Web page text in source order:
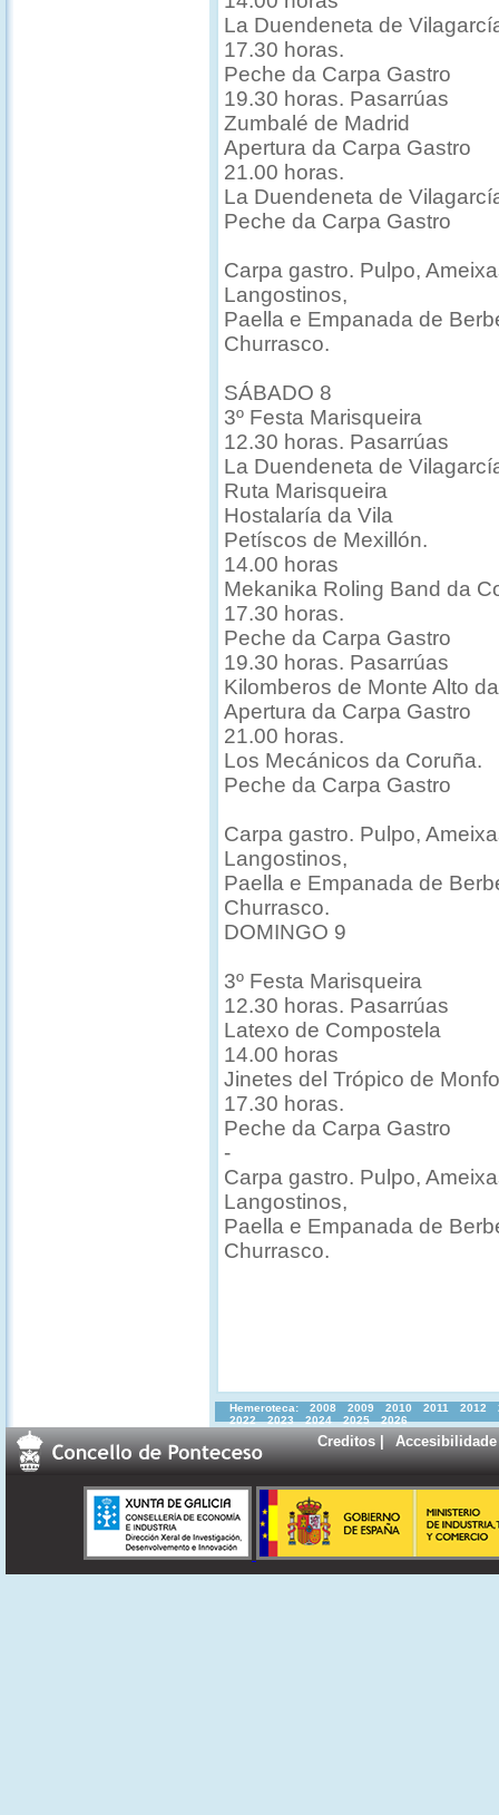
La Duendeneta de
17.30 horas.
Peche da Carpa Gastro
19.30 horas. Pasarrúas
Zumbalé de Madrid
Apertura da Carpa Gastro
21.00 horas.
La Duendeneta de
Peche da Carpa Gastro
Carpa gastro. Pulpo,
Langostinos,
Paella e Empanada de
Churrasco.
SÁBADO 8
3º Festa Marisqueira
12.30 horas. Pasarrúas
La Duendeneta de
Ruta Marisqueira
Hostalaría da Vila
Petíscos de Mexillón.
14.00 horas
Mekanika Roling Band da
17.30 horas.
Peche da Carpa Gastro
19.30 horas. Pasarrúas
Kilomberos de Monte Alto
Apertura da Carpa Gastro
21.00 horas.
Los Mecánicos da Coruña.
Peche da Carpa Gastro
Carpa gastro. Pulpo,
Langostinos,
Paella e Empanada de
Churrasco.
DOMINGO 9
3º Festa Marisqueira
12.30 horas. Pasarrúas
Latexo de Compostela
14.00 horas
Jinetes del Trópico de
17.30 horas.
Peche da Carpa Gastro
-
Carpa gastro. Pulpo,
Langostinos,
Paella e Empanada de
Churrasco.
Hemeroteca: 2008 2009 2010 2011 2012
2022
2023 2024 2025 2026
Creditos| Accesibilidade